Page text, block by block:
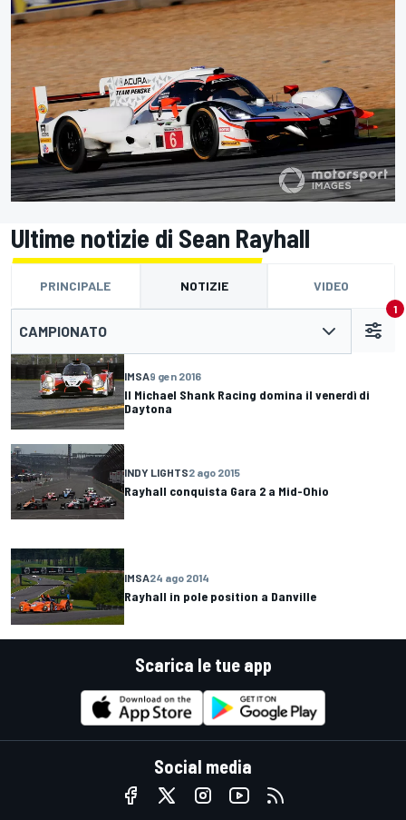
Ultime notizie di Sean Rayhall
PRINCIPALE NOTIZIE VIDEO
CAMPIONATO
1
IMSA9 gen 2016
Il Michael Shank Racing domina il venerdì di
Daytona
INDY LIGHTS2 ago 2015
Rayhall conquista Gara 2 a Mid-Ohio
IMSA24 ago 2014
Rayhall in pole position a Danville
Scarica le tue app
Social media